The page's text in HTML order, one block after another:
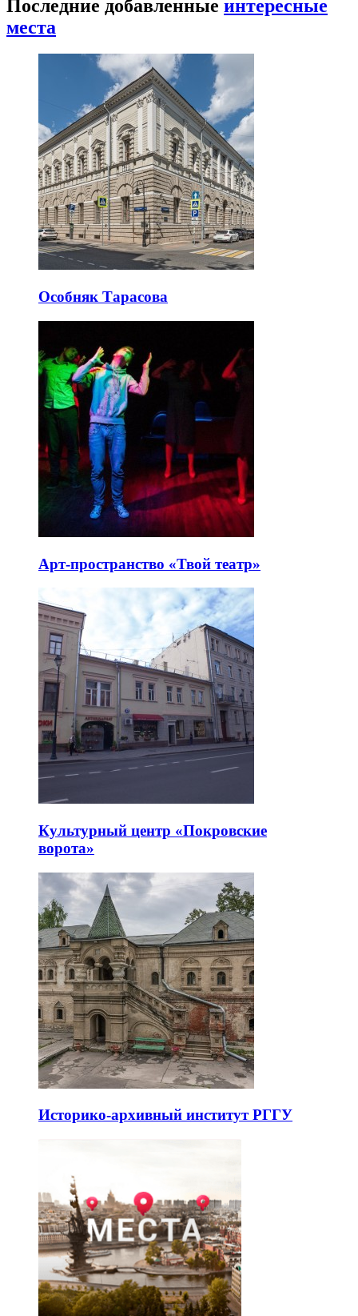
Последние добавленные интересные
места
Особняк Тарасова
Арт-пространство «Твой театр»
Культурный центр «Покровские
ворота»
Историко-архивный институт РГГУ